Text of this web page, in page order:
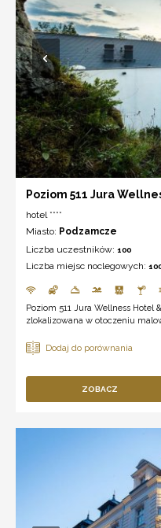
Poziom 511 Jura
hotel ****
Miasto: Podzamcze
Liczba uczestników: 100
Liczba miejsc noclegowych:
Poziom 511 Jura Wellness Hotel
zlokalizowana w otoczeniu
ZOBACZ